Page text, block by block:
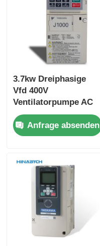
3.7kw Dreiphasige
Vfd 400V
Ventilatorpumpe AC
Yasukawa Cimr-
Jb4a0009 Stabiler
Betrieb
Anfrage absenden